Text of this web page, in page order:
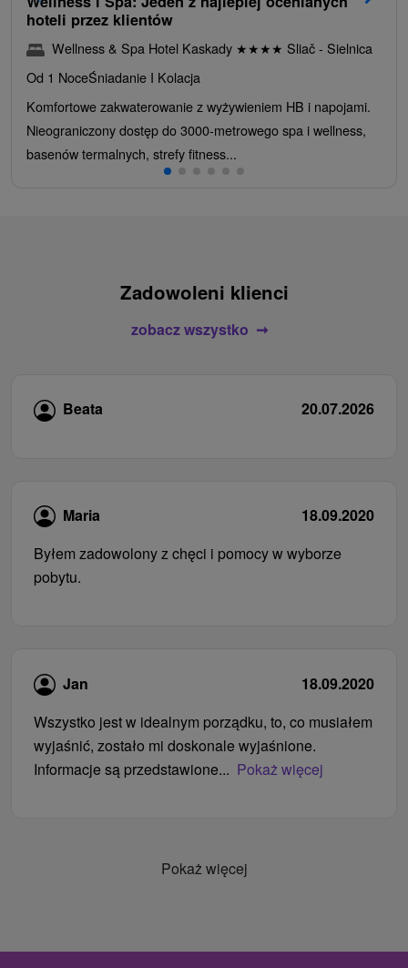
hoteli przez klientów
Wellness & Spa Hotel Kaskady ★★★★ Sliač - Sielnica
Od 1 NoceŚniadanie I Kolacja
Komfortowe zakwaterowanie z wyżywieniem HB i napojami.
Nieograniczony dostęp do 3000-metrowego spa i wellness,
basenów termalnych, strefy fitness...
Zadowoleni klienci
zobacz wszystko
Beata 20.07.2026
Maria
18.09.2020
Byłem zadowolony z chęci i pomocy w wyborze
pobytu.
Jan
18.09.2020
Wszystko jest w idealnym porządku, to, co musiałem
wyjaśnić, zostało mi doskonale wyjaśnione.
Informacje są przedstawione... Pokaż więcej
Pokaż więcej